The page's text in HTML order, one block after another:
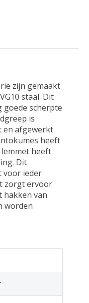
zijn gemaakt
staal. Dit
scherpte
is
en afgewerkt
heeft
lemmet heeft
Dit
voor ieder
zorgt ervoor
hakken van
worden